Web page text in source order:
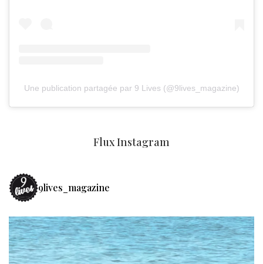
Une publication partagée par 9 Lives (@9lives_magazine)
Flux Instagram
9lives_magazine